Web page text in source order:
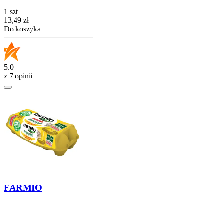
1 szt
Cena
13,49 zł
Do koszyka
5.0
z 7 opinii
FARMIO